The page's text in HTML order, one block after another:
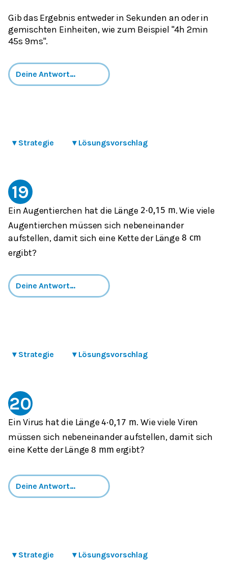
Gib das Ergebnis entweder in Sekunden an oder in
gemischten Einheiten, wie zum Beispiel "4h 2min
45s 9ms".
▾ Strategie ▾ Lösungsvorschlag
19
Ein Augentierchen hat die Länge 2⋅0,1 5 m. Wie viele
Augentierchen müssen sich nebeneinander
aufstellen, damit sich eine Kette der Länge 8 cm
ergibt?
▾ Strategie ▾ Lösungsvorschlag
20
Ein Virus hat die Länge4⋅0,1 7 m. Wie viele Viren
müssen sich nebeneinander aufstellen, damit sich
eine Kette der Länge 8 mm ergibt?
▾ Strategie ▾ Lösungsvorschlag